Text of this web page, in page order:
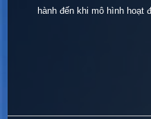
hành đến khi mô hình hoạt